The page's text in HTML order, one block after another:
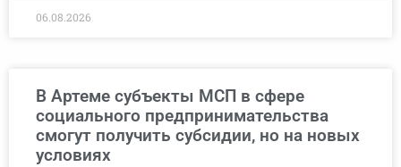
06.08.2026
В Артеме субъекты МСП в сфере
социального предпринимательства
смогут получить субсидии, но на новых
условиях